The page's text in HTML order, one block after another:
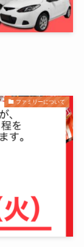
ファミリーについて